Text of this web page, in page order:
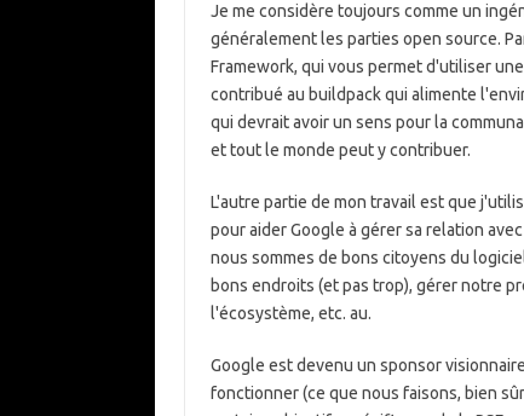
Je me considère toujours comme un
généralement les parties open source.
Framework, qui vous permet d'utiliser
contribué au buildpack qui alimente
qui devrait avoir un sens pour la
et tout le monde peut y contribuer.
L'autre partie de mon travail est que
pour aider Google à gérer sa relation
nous sommes de bons citoyens du
bons endroits (et pas trop), gérer notre
l'écosystème, etc. au.
Google est devenu un sponsor
fonctionner (ce que nous faisons, bien